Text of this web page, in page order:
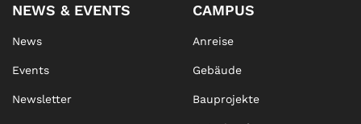
NEWS & EVENTS
News
Events
Newsletter
CAMPUS
Anreise
Gebäude
Bauprojekte